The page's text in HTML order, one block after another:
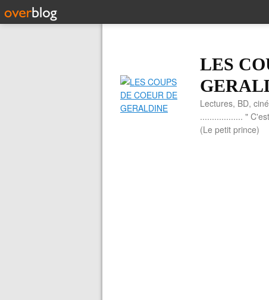
LES
Lectures, BD,
.................. "
(Le petit prince)